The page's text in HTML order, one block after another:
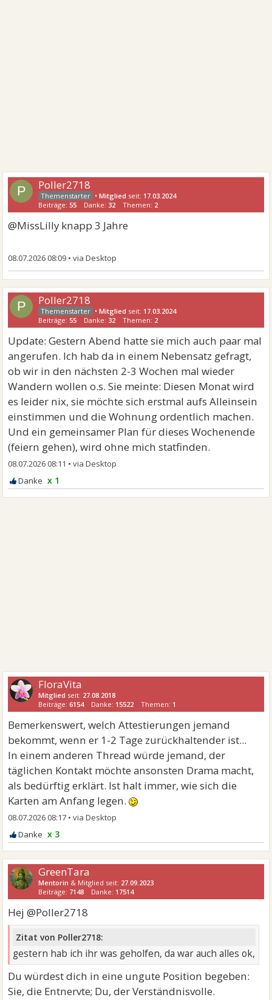
P Poller2718
•Mitglied seit: 17.03.2024
Beiträge:55 Danke:32 Themen: 2
@MissLilly knapp 3 Jahre
08.07.2026 08:09 •
P Poller2718
•Mitglied seit: 17.03.2024
Beiträge:55 Danke:32 Themen: 2
Update: Gestern Abend hatte sie mich auch paar mal
angerufen. Ich hab da in einem Nebensatz gefragt,
ob wir in den nächsten 2-3 Wochen mal wieder
Wandern wollen o.s. Sie meinte: Diesen Monat wird
es leider nix, sie möchte sich erstmal aufs Alleinsein
einstimmen und die Wohnung ordentlich machen.
Und ein gemeinsamer Plan für dieses Wochenende
(feiern gehen), wird ohne mich statfinden.
08.07.2026 08:11 •
x 1
FloraVita
Mitglied seit: 27.08.2018
Beiträge:6154 Danke: 15522 Themen: 1
Bemerkenswert, welch Attestierungen jemand
bekommt, wenn er 1-2 Tage zurückhaltender ist...
In einem anderen Thread würde jemand, der
täglichen Kontakt möchte ansonsten Drama macht,
als bedürftig erklärt. Ist halt immer, wie sich die
Karten am Anfang legen.
08.07.2026 08:17 •
x 3
GreenTara
Mentorin & Mitglied seit: 27.09.2023
Beiträge: 7148 Danke: 17514
Hej @Poller2718
Zitat von Poller2718:
gestern hab ich ihr was geholfen, da war auch alles ok,
Du würdest dich in eine ungute Position begeben:
Sie, die Entnervte; Du, der Verständnisvolle.